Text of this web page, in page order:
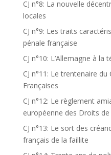
CJ n°8: La nouvelle
locales
CJ n°9: Les traits
pénale française
CJ n°10: L’Allemagne à
CJ n°11: Le trentenaire du
Françaises
CJ n°12: Le règlement
européenne des Droits de
CJ n°13: Le sort des
français de la faillite